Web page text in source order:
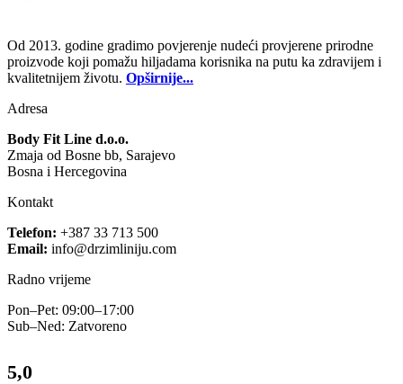
Od 2013. godine gradimo povjerenje nudeći provjerene prirodne
proizvode koji pomažu hiljadama korisnika na putu ka zdravijem i
kvalitetnijem životu. Opširnije...
Adresa
Body Fit Line d.o.o.
Zmaja od Bosne bb, Sarajevo
Bosna i Hercegovina
Kontakt
Telefon: +387 33 713 500
Email: info@drzimliniju.com
Radno vrijeme
Pon–Pet: 09:00–17:00
Sub–Ned: Zatvoreno
5,0